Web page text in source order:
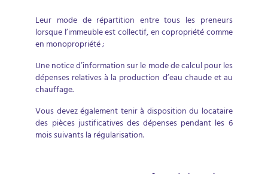
Leur mode de répartition entre tous les preneurs
lorsque l’immeuble est collectif, en copropriété comme
en monopropriété ;
Une notice d’information sur le mode de calcul pour les
dépenses relatives à la production d’eau chaude et au
chauffage.
Vous devez également tenir à disposition du locataire
des pièces justificatives des dépenses pendant les 6
mois suivants la régularisation.